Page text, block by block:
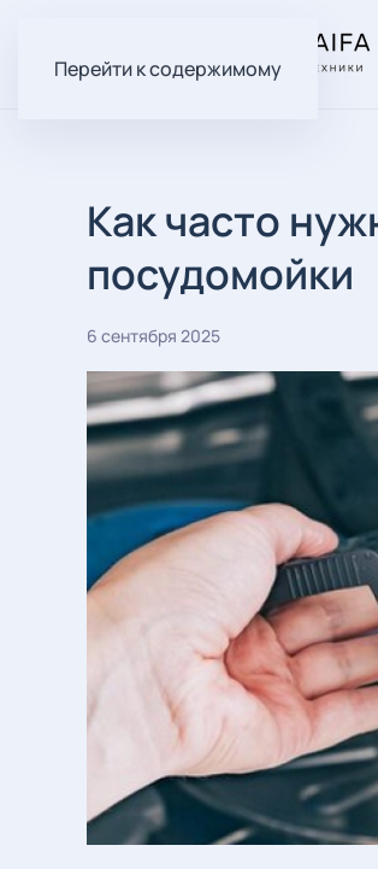
Перейти к содержимому
Как часто
посудомойки
6 сентября 2025